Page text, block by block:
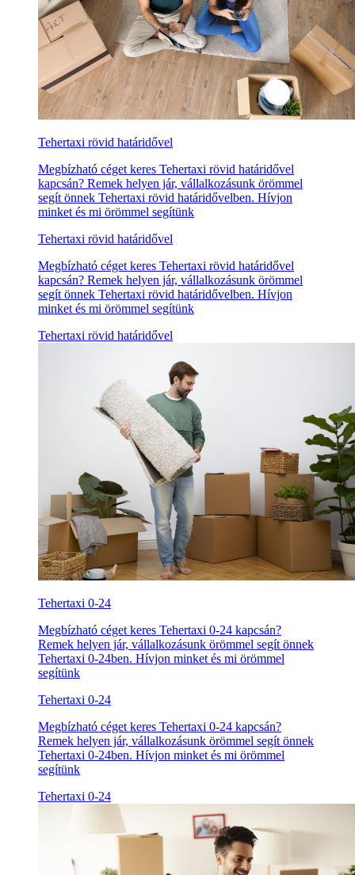
Tehertaxi rövid határidővel
Megbízható céget keres Tehertaxi rövid határidővel
kapcsán? Remek helyen jár, vállalkozásunk örömmel
segít önnek Tehertaxi rövid határidővelben. Hívjon
minket és mi örömmel segítünk
Tehertaxi rövid határidővel
Megbízható céget keres Tehertaxi rövid határidővel
kapcsán? Remek helyen jár, vállalkozásunk örömmel
segít önnek Tehertaxi rövid határidővelben. Hívjon
minket és mi örömmel segítünk
Tehertaxi rövid határidővel
Tehertaxi 0-24
Megbízható céget keres Tehertaxi 0-24 kapcsán?
Remek helyen jár, vállalkozásunk örömmel segít önnek
Tehertaxi 0-24ben. Hívjon minket és mi örömmel
segítünk
Tehertaxi 0-24
Megbízható céget keres Tehertaxi 0-24 kapcsán?
Remek helyen jár, vállalkozásunk örömmel segít önnek
Tehertaxi 0-24ben. Hívjon minket és mi örömmel
segítünk
Tehertaxi 0-24